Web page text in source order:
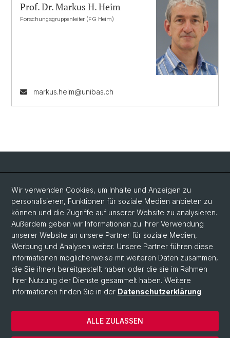
Prof. Dr. Markus H. Heim
Forschungsgruppenleiter (FG Heim)
markus.heim@unibas.ch
Social Media
LinkedIn
Bluesky
Vimeo
© Universität Basel
Datenschutzerklärung
Wir verwenden Cookies, um Inhalte und Anzeigen zu
personalisieren, Funktionen für soziale Medien anbieten zu
können und die Zugriffe auf unserer Website zu analysieren.
Außerdem geben wir Informationen zu Ihrer Verwendung
unserer Website an unsere Partner für soziale Medien,
Werbung und Analysen weiter. Unsere Partner führen diese
Informationen möglicherweise mit weiteren Daten zusammen,
die Sie ihnen bereitgestellt haben oder die sie im Rahmen
Ihrer Nutzung der Dienste gesammelt haben. Weitere
Informationen finden Sie in der Datenschutzerklärung.
ALLE ZULASSEN